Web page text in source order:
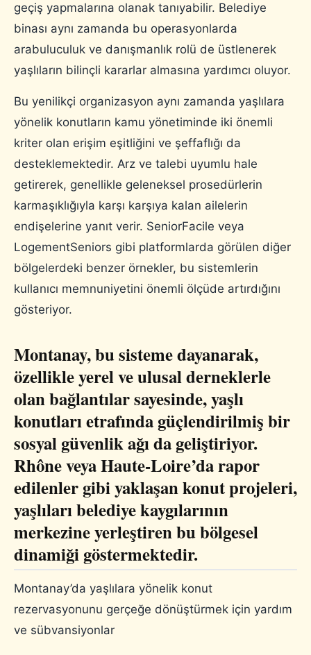
geçiş yapmalarına olanak tanıyabilir. Belediye
binası aynı zamanda bu operasyonlarda
arabuluculuk ve danışmanlık rolü de üstlenerek
yaşlıların bilinçli kararlar almasına yardımcı oluyor.
Bu yenilikçi organizasyon aynı zamanda yaşlılara
yönelik konutların kamu yönetiminde iki önemli
kriter olan erişim eşitliğini ve şeffaflığı da
desteklemektedir. Arz ve talebi uyumlu hale
getirerek, genellikle geleneksel prosedürlerin
karmaşıklığıyla karşı karşıya kalan ailelerin
endişelerine yanıt verir. SeniorFacile veya
LogementSeniors gibi platformlarda görülen diğer
bölgelerdeki benzer örnekler, bu sistemlerin
kullanıcı memnuniyetini önemli ölçüde artırdığını
gösteriyor.
Montanay, bu sisteme dayanarak,
özellikle yerel ve ulusal derneklerle
olan bağlantılar sayesinde, yaşlı
konutları etrafında güçlendirilmiş bir
sosyal güvenlik ağı da geliştiriyor.
Rhône veya Haute-Loire’da rapor
edilenler gibi yaklaşan konut projeleri,
yaşlıları belediye kaygılarının
merkezine yerleştiren bu bölgesel
dinamiği göstermektedir.
Montanay’da yaşlılara yönelik konut
rezervasyonunu gerçeğe dönüştürmek için yardım
ve sübvansiyonlar